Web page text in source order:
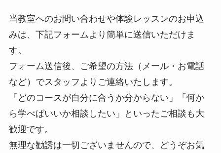
当教室へのお問い合わせや体験レッスンのお申込
みは、下記フォームより簡単に送信いただけま
す。
フォーム送信後、ご希望の方法（メール・お電話
など）でスタッフよりご連絡いたします。
「どのコースが自分に合うか分からない」「何か
ら学べばいいか相談したい」といったご相談も大
歓迎です。
無理な勧誘は一切ございませんので、どうぞお気